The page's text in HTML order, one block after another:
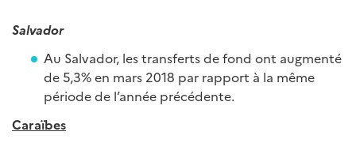
Salvador
Au Salvador, les transferts de fond ont augmenté
de 5,3% en mars 2018 par rapport à la même
période de l’année précédente.
Caraïbes